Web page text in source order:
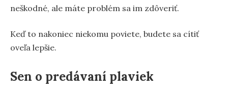
neškodné, ale máte problém sa im zdôveriť.
Keď to nakoniec niekomu poviete, budete sa cítiť
oveľa lepšie.
Sen o predávaní plaviek